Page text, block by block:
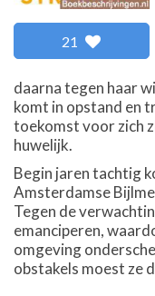
21
daarna tegen haar
komt in opstand en
toekomst voor zich
huwelijk.
Begin jaren tachtig
Amsterdamse
Tegen de
emanciperen,
omgeving
obstakels moest ze